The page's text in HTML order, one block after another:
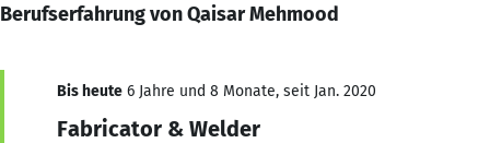
Berufserfahrung von Qaisar Mehmood
Bis heute 6 Jahre und 8 Monate, seit Jan. 2020
Fabricator & Welder